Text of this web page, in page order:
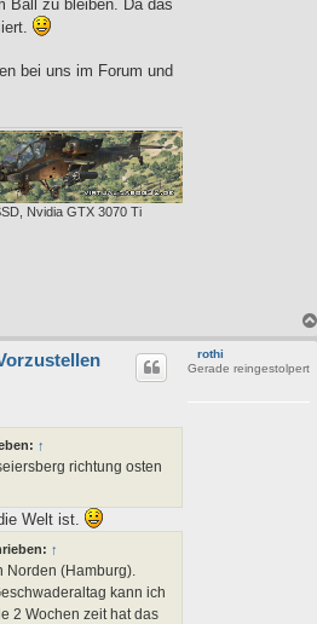
Ball zu bleiben. Da das
bei uns im Forum und
Nvidia GTX 3070 Ti
rothi
Gerade reingestolpert
↑
richtung osten
Welt ist.
↑
Norden (Hamburg).
kann ich
2 Wochen zeit hat das